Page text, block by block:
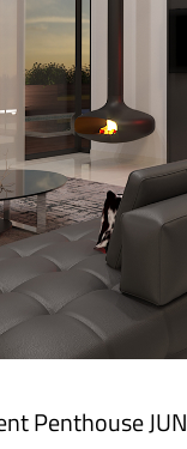
Penthouse JUN